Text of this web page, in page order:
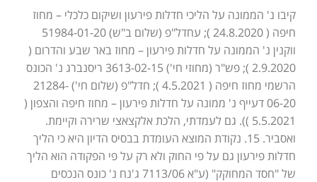
קיבו נ' הממונה על הליכי חדלות פירעון ושיקום כלכלי – מחוז
חיפה ( 24.8.2020 ); עחדל"פ (שלום ב"ש) 51984-01-20
ווקנין נ' הממונה על חדלות פירעון – מחוז באר שבע והדרום (
2.9.2020 ); פש"ר (מחוזי חי') 3613-02-15 ריסנברג נ' הכונס
הרשמי מחוז חיפה ( 4.5.2021 ); חדל"פ (שלום חי') 21284-
06-20 דעייף נ' ממונה על חדלות פירעון – מחוז חיפה והצפון (
5.5.2021 )). גם לעמדתי, הלכת אלקצאצי שרירה וקיימת.
ואסביר. 15. נקודת המוצא העומדת בבסיס הדיון היא כי הליך
חדלות פירעון גם על פי החוק ולא רק על פי הפקודה הוא הליך
של "חסד המחוקק" (ע"א 7113/06 ג'נח נ' כונס הנכסים